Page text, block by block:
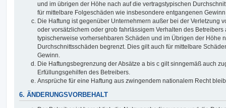
und im übrigen der Höhe nach auf die vertragstypischen
für mittelbare Folgeschäden wie insbesondere entgangenen
Die Haftung ist gegenüber Unternehmern außer bei der Verletzung
oder vorsätzlichem oder grob fahrlässigem Verhalten des Betreibers
typischerweise vorhersehbaren Schäden und im Übrigen der Höhe
Durchschnittsschäden begrenzt. Dies gilt auch für mittelbare
Gewinn.
Die Haftungsbegrenzung der Absätze a bis c gilt sinngemäß auch
Erfüllungsgehilfen des Betreibers.
Ansprüche für eine Haftung aus zwingendem nationalem Recht
6. ÄNDERUNGSVORBEHALT